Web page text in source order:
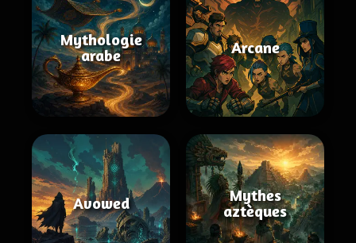
Mythologie
arabe
Arcane
Avowed
Mythes
aztèques